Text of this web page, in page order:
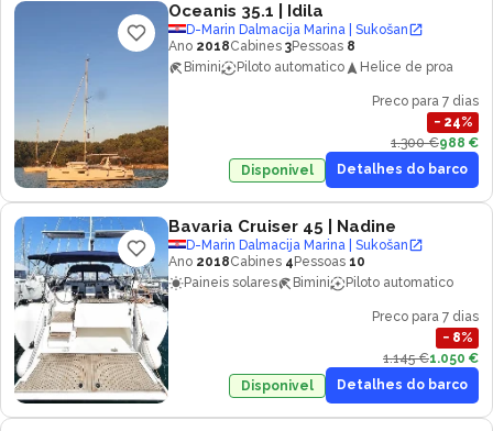
Oceanis 35.1 | Idila
D-Marin Dalmacija Marina | Sukošan
Ano 2018Cabines 3Pessoas 8
Bimini
Piloto automatico Helice de proa
Preco para 7 dias
− 24%
1.300 €988 €
Disponivel
Detalhes do barco
Bavaria Cruiser 45 | Nadine
D-Marin Dalmacija Marina | Sukošan
Ano 2018Cabines 4 Pessoas 10
Paineis solares
Bimini Piloto automatico
Preco para 7 dias
− 8%
1.145 €1.050 €
Disponivel
Detalhes do barco